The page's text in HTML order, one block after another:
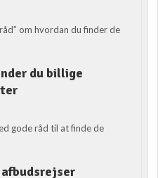
om hvordan du finder de
du billige
gode råd til at finde de
afbudsrejser